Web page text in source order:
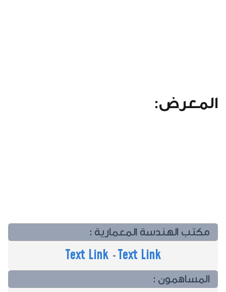
المعرض:
مكتب الهندسة المعمارية :
Text Link
-
Text Link
المساهمون :